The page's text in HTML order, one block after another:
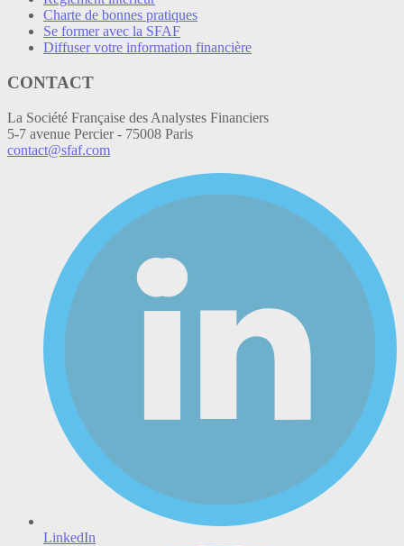
Charte de bonnes pratiques
Se former avec la SFAF
Diffuser votre information financière
CONTACT
La Société Française des Analystes Financiers
5-7 avenue Percier - 75008 Paris
contact@sfaf.com
LinkedIn